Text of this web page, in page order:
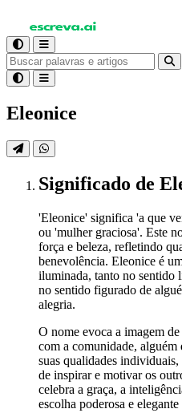
Eleonice
Significado de
'Eleonice' significa 'a que
ou 'mulher graciosa'. Este
força e beleza, refletindo
benevolência. Eleonice é
iluminada, tanto no sentido
no sentido figurado de
alegria.
O nome evoca a imagem
com a comunidade, alguém
suas qualidades
de inspirar e motivar os
celebra a graça, a
escolha poderosa e